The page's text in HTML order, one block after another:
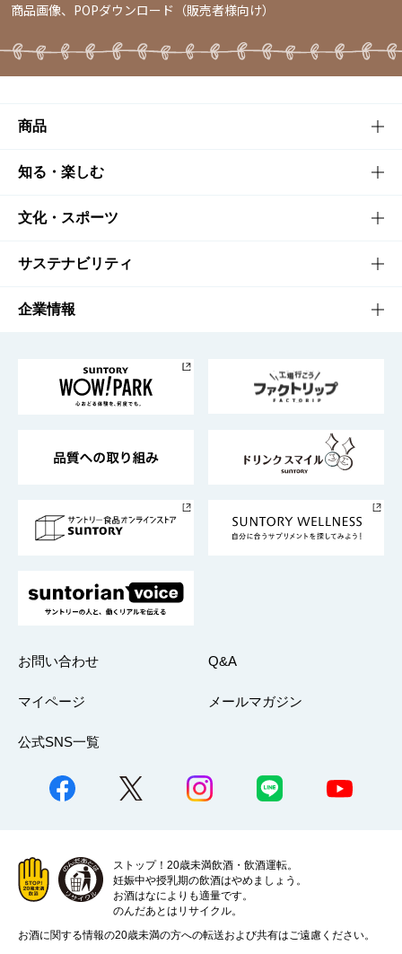
商品画像、POPダウンロード（販売者様向け）
商品
商品TOP
商品一覧
商品発売情報
栄養成分一覧
知る・楽しむ
知る・楽しむTOP
キャンペーン
工場見学
地域情報
文化・スポーツ
文化・スポーツTOP
サントリーホール
サントリーサンバーズ大阪
サステナビリティ
サステナビリティTOP
サントリーが考えるサステナビリティ経営
企業情報
企業概要
採用情報
お問い合わせ Q&A
マイページ メールマガジン
公式SNS一覧
ストップ！20歳未満飲酒・飲酒運転。
妊娠中や授乳期の飲酒はやめましょう。
お酒はなによりも適量です。
のんだあとはリサイクル。
お酒に関する情報の20歳未満の方への転送および共有はご遠慮ください。